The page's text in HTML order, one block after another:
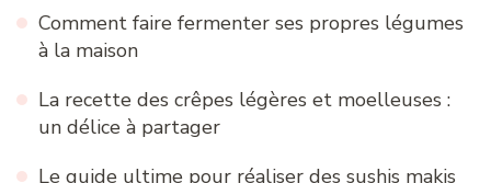
Comment faire fermenter ses propres légumes
à la maison
La recette des crêpes légères et moelleuses :
un délice à partager
Le guide ultime pour réaliser des sushis makis